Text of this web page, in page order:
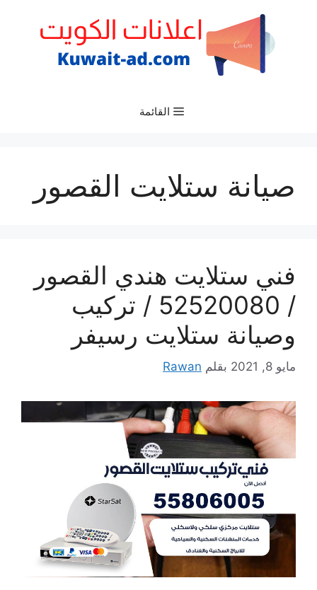
القائمة
صيانة ستلايت القصور
فني ستلايت هندي القصور
/ 52520080 / تركيب
وصيانة ستلايت رسيفر
مايو 8, 2021 بقلم Rawan